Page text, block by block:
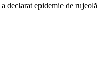
declarat epidemie de rujeolă